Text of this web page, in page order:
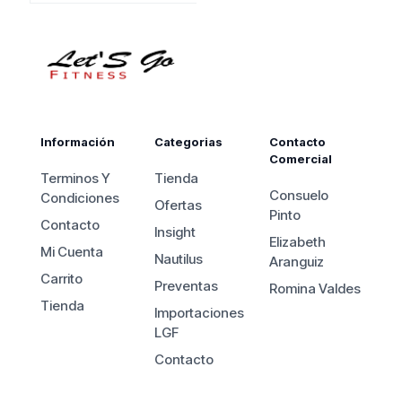
Información
Terminos Y
Condiciones
Contacto
Mi Cuenta
Carrito
Tienda
Categorias
Tienda
Ofertas
Insight
Nautilus
Preventas
Importaciones
LGF
Contacto
Contacto
Comercial
Consuelo
Pinto
Elizabeth
Aranguiz
Romina Valdes